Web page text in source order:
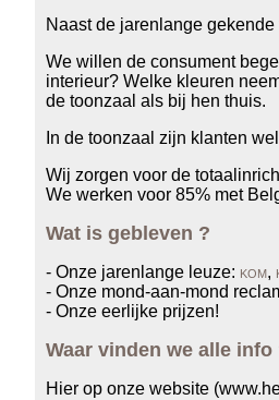
Naast de jarenlange
We willen de consument
interieur? Welke kleuren
de toonzaal als bij hen thuis.
In de toonzaal zijn klanten
Wij zorgen voor de
We werken voor 85% met
Wat is gebleven ?
- Onze jarenlange leuze: kom,
- Onze mond-aan-mond
- Onze eerlijke prijzen!
Waar vinden we alle info
Hier op onze website